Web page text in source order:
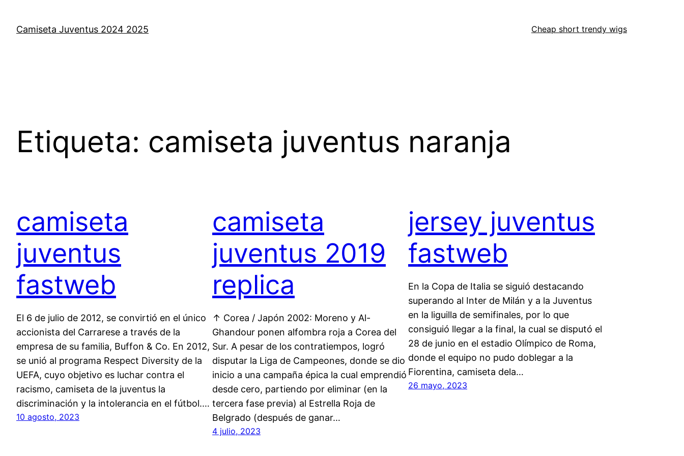
contenido
Camiseta Juventus 2024 2025 Cheap short trendy wigs
Etiqueta: camiseta juventus naranja
camiseta
juventus
fastweb
El 6 de julio de 2012, se convirtió en el único
accionista del Carrarese a través de la
empresa de su familia, Buffon & Co. En 2012,
se unió al programa Respect Diversity de la
UEFA, cuyo objetivo es luchar contra el
racismo, camiseta de la juventus la
discriminación y la intolerancia en el fútbol.…
10 agosto, 2023
camiseta
juventus 2019
replica
↑ Corea / Japón 2002: Moreno y Al-
Ghandour ponen alfombra roja a Corea del
Sur. A pesar de los contratiempos, logró
disputar la Liga de Campeones, donde se dio
inicio a una campaña épica la cual emprendió
desde cero, partiendo por eliminar (en la
tercera fase previa) al Estrella Roja de
Belgrado (después de ganar…
4 julio, 2023
jersey juventus
fastweb
En la Copa de Italia se siguió destacando
superando al Inter de Milán y a la Juventus
en la liguilla de semifinales, por lo que
consiguió llegar a la final, la cual se disputó el
28 de junio en el estadio Olímpico de Roma,
donde el equipo no pudo doblegar a la
Fiorentina, camiseta dela…
26 mayo, 2023